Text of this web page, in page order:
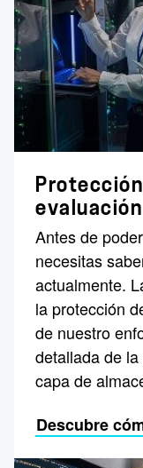
Antes de
necesitas
actualmente.
la protección
de nuestro
detallada de
capa de
Descubre